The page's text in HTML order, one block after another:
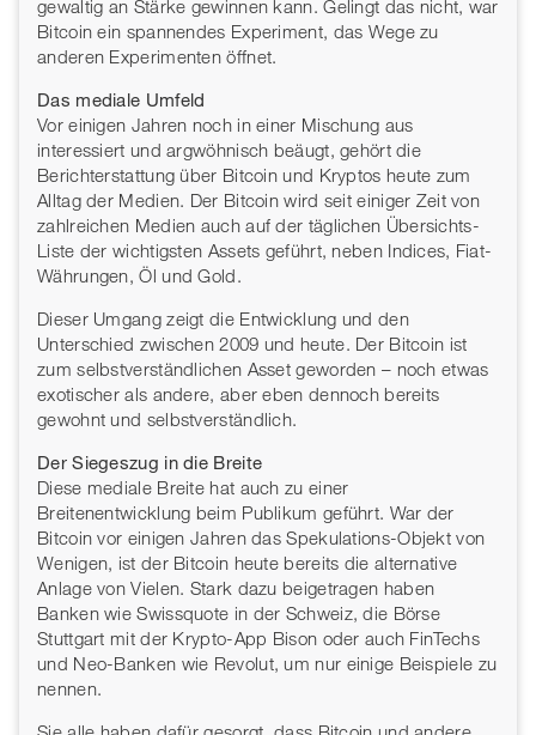
gewaltig an Stärke gewinnen kann. Gelingt das nicht, war
Bitcoin ein spannendes Experiment, das Wege zu
anderen Experimenten öffnet.
Das mediale Umfeld
Vor einigen Jahren noch in einer Mischung aus
interessiert und argwöhnisch beäugt, gehört die
Berichterstattung über Bitcoin und Kryptos heute zum
Alltag der Medien. Der Bitcoin wird seit einiger Zeit von
zahlreichen Medien auch auf der täglichen Übersichts-
Liste der wichtigsten Assets geführt, neben Indices, Fiat-
Währungen, Öl und Gold.
Dieser Umgang zeigt die Entwicklung und den
Unterschied zwischen 2009 und heute. Der Bitcoin ist
zum selbstverständlichen Asset geworden – noch etwas
exotischer als andere, aber eben dennoch bereits
gewohnt und selbstverständlich.
Der Siegeszug in die Breite
Diese mediale Breite hat auch zu einer
Breitenentwicklung beim Publikum geführt. War der
Bitcoin vor einigen Jahren das Spekulations-Objekt von
Wenigen, ist der Bitcoin heute bereits die alternative
Anlage von Vielen. Stark dazu beigetragen haben
Banken wie Swissquote in der Schweiz, die Börse
Stuttgart mit der Krypto-App Bison oder auch FinTechs
und Neo-Banken wie Revolut, um nur einige Beispiele zu
nennen.